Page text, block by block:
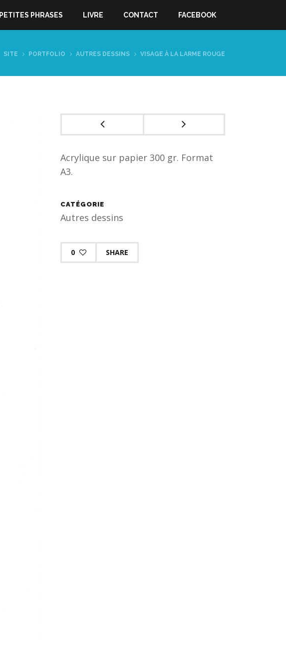
PETITES PHRASES LIVRE CONTACT FACEBOOK
SITE PORTFOLIO AUTRES DESSINS VISAGE À LA LARME ROUGE
Acrylique sur papier 300 gr. Format
A3.
CATÉGORIE
Autres dessins
0 SHARE